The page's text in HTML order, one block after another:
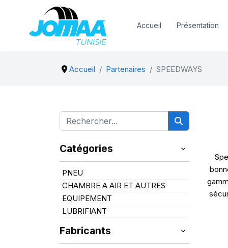
Accueil Présentation
Accueil Partenaires SPEEDWAYS
Catégories
PNEU
CHAMBRE A AIR ET AUTRES
EQUIPEMENT
LUBRIFIANT
Fabricants